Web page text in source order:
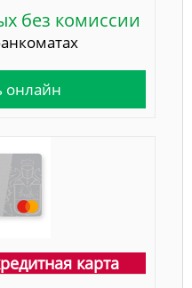
без комиссии
онлайн
карта